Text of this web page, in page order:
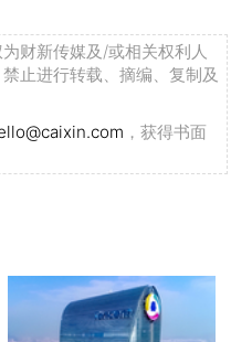
财新传媒及/或相关权利人
止进行转载、摘编、复制及
，获得书面